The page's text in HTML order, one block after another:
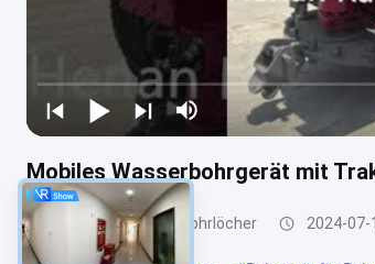
Mobiles Wasserbohrgerät mit
Bohrmaschine für Bohrlöcher 2024-07-